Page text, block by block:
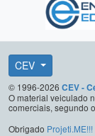
CEV
© 1996-2026 CEV -
O material veiculado
comerciais, segundo
Obrigado Projeti.ME!!!